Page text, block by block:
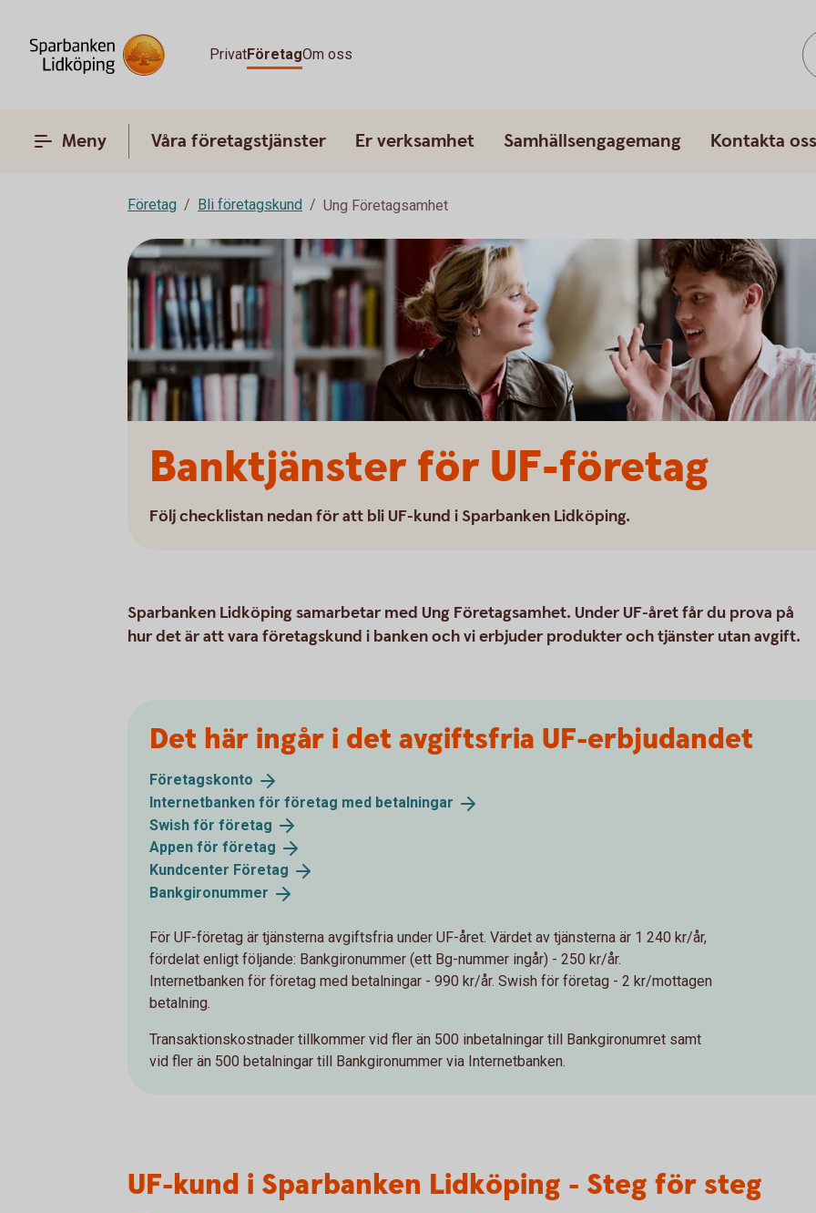
PrivatFöretagOm oss
Meny Våra företagstjänster Er verksamhet Samhällsengagemang Kontakta oss
Företag Bli företagskund Ung Företagsamhet
Banktjänster för UF-företag
Följ checklistan nedan för att bli UF-kund i Sparbanken Lidköping.
Sparbanken Lidköping samarbetar med Ung Företagsamhet. Under UF-året får du prova på
hur det är att vara företagskund i banken och vi erbjuder produkter och tjänster utan avgift.
Det här ingår i det avgiftsfria UF-erbjudandet
Företagskonto
Internetbanken för företag med betalningar
Swish för företag
Appen för företag
Kundcenter Företag
Bankgironummer
För UF-företag är tjänsterna avgiftsfria under UF-året. Värdet av tjänsterna är 1 240 kr/år,
fördelat enligt följande: Bankgironummer (ett Bg-nummer ingår) - 250 kr/år.
Internetbanken för företag med betalningar - 990 kr/år. Swish för företag - 2 kr/mottagen
betalning.
Transaktionskostnader tillkommer vid fler än 500 inbetalningar till Bankgironumret samt
vid fler än 500 betalningar till Bankgironummer via Internetbanken.
UF-kund i Sparbanken Lidköping - Steg för steg